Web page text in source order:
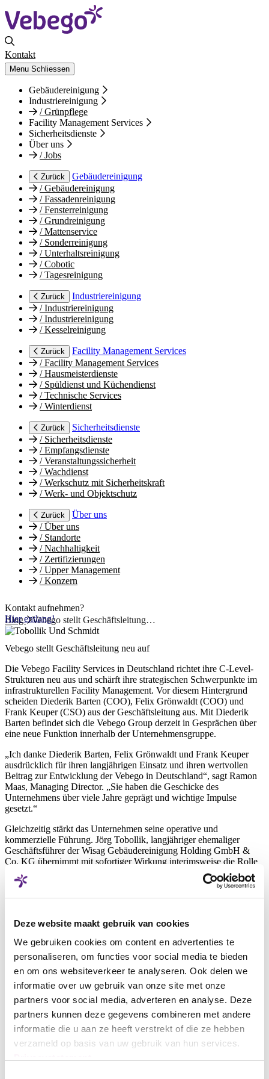
Deze website maakt gebruik van cookies
We gebruiken cookies om content en advertenties te
personaliseren, om functies voor social media te bieden
en om ons websiteverkeer te analyseren. Ook delen we
informatie over uw gebruik van onze site met onze
partners voor social media, adverteren en analyse. Deze
partners kunnen deze gegevens combineren met andere
informatie die u aan ze heeft verstrekt of die ze hebben
verzameld op basis van uw gebruik van hun services.
Kontakt
Menu Schliessen
Gebäudereinigung
Industriereinigung
/Grünpflege
Facility Management Services
Sicherheitsdienste
Über uns
/Jobs
Zurück
Gebäudereinigung
/Gebäudereinigung
/Fassadenreinigung
/Fensterreinigung
/Grundreinigung
/Mattenservice
/Sonderreinigung
/Unterhaltsreinigung
/Cobotic
/Tagesreinigung
Zurück
Industriereinigung
/Industriereinigung
/Industriereinigung
/Kesselreinigung
Zurück
Facility Management Services
/Facility Management Services
/Hausmeisterdienste
/Spüldienst und Küchendienst
/Technische Services
/Winterdienst
Zurück
Sicherheitsdienste
/Sicherheitsdienste
/Empfangsdienste
/Veranstaltungssicherheit
/Wachdienst
/Werkschutz mit Sicherheitskraft
/Werk- und Objektschutz
Zurück
Über uns
/Über uns
/Standorte
/Nachhaltigkeit
/Zertifizierungen
/Upper Management
/Konzern
Kontakt aufnehmen?
Hier entlang!
Blog Vebego stellt Geschäftsleitung…
Vebego stellt Geschäftsleitung neu auf
Die Vebego Facility Services in Deutschland richtet ihre C-Level-
Strukturen neu aus und schärft ihre strategischen Schwerpunkte im
infrastrukturellen Facility Management. Vor diesem Hintergrund
scheiden Diederik Barten (COO), Felix Grönwaldt (COO) und
Frank Keuper (CSO) aus der Geschäftsleitung aus. Mit Diederik
Barten befindet sich die Vebego Group derzeit in Gesprächen über
eine neue Funktion innerhalb der Unternehmensgruppe.
„Ich danke Diederik Barten, Felix Grönwaldt und Frank Keuper
ausdrücklich für ihren langjährigen Einsatz und ihren wertvollen
Beitrag zur Entwicklung der Vebego in Deutschland“, sagt Ramon
Maas, Managing Director. „Sie haben die Geschicke des
Unternehmens über viele Jahre geprägt und wichtige Impulse
gesetzt.“
Gleichzeitig stärkt das Unternehmen seine operative und
kommerzielle Führung. Jörg Tobollik, langjähriger ehemaliger
Geschäftsführer der Wisag Gebäudereinigung Holding GmbH &
Co. KG übernimmt mit sofortiger Wirkung interimsweise die Rolle
des Chief Operating Officer (COO).
des Chief Commercial Officer (CCO) ein, die die bisherige Rolle
künftig Vertrieb, Marketing, Kundenbeziehungen sowie die
strategische Weiterentwicklung von Markt- und Wachstumsansätzen
gebündelt. Die Rolle wird zum 1. Juni 2026 von Rethar Schmidt
übernommen; bis dahin führt Ramon Maas den Bereich
interimsweise. Rethar Schmidt bringt langjährige Führungserfahrung
im Vertrieb und Key Account Management mit, unter anderem in
international geprägten Marktumfeldern.
„Mit der neuen Führungsstruktur richten wir die Vebego in
Deutschland konsequent auf die nächsten Entwicklungsschritte